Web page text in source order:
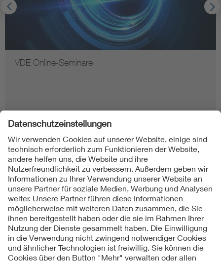
VDE Online-Seminare
Folgen Sie uns auf